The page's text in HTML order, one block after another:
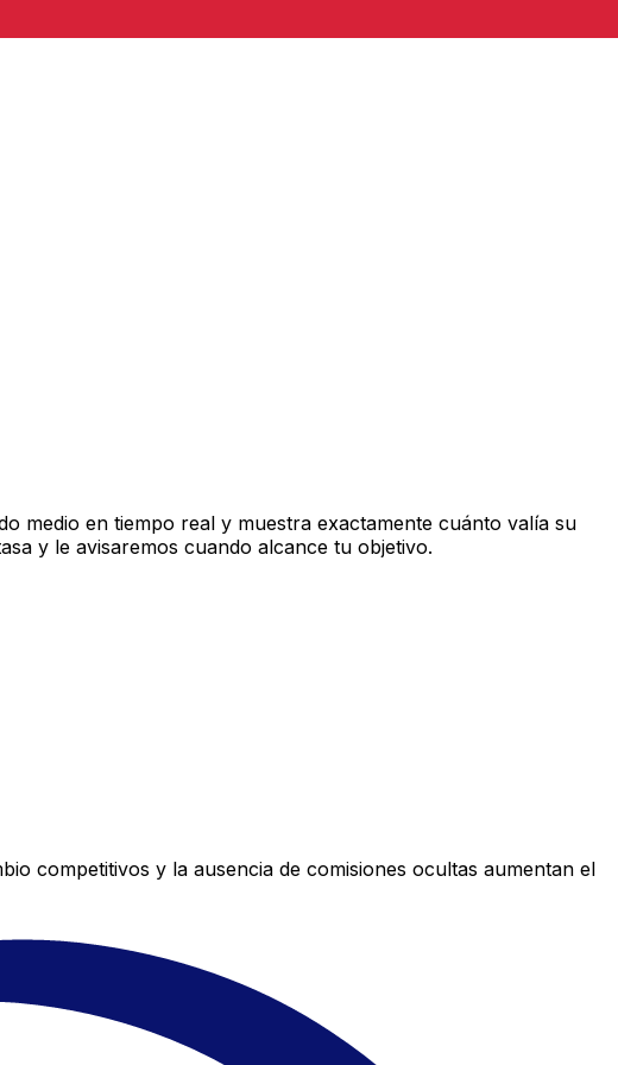
medio en tiempo real y muestra exactamente cuánto valía su
y le avisaremos cuando alcance tu objetivo.
competitivos y la ausencia de comisiones ocultas aumentan el